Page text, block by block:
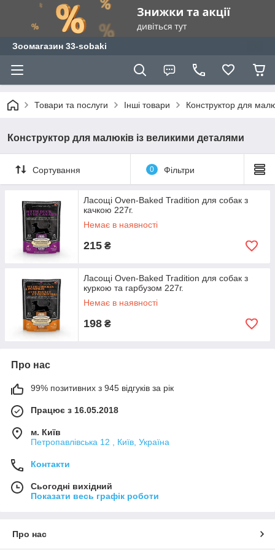
Зоомагазин 33-sobaki
Товари та послуги Інші товари Конструктор для
Конструктор для малюків із великими деталями
Сортування 0 Фільтри
Ласощі Oven-Baked Tradition для собак з
качкою 227г.
Немає в наявності
215 ₴
Ласощі Oven-Baked Tradition для собак з
куркою та гарбузом 227г.
Немає в наявності
198 ₴
Про нас
99% позитивних з 945 відгуків за рік
Працює з 16.05.2018
м. Київ
Петропавлівська 12 , Київ, Україна
Контакти
Сьогодні вихідний
Показати весь графік роботи
Про нас